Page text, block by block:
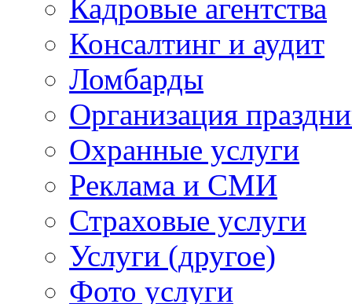
Кадровые агентства
Консалтинг и аудит
Ломбарды
Организация
Охранные услуги
Реклама и СМИ
Страховые услуги
Услуги (другое)
Фото услуги